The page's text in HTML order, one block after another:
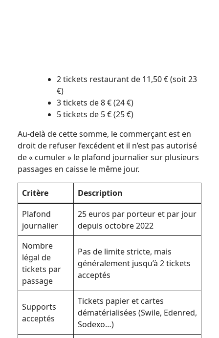
2 tickets restaurant de 11,50 € (soit 23
€)
3 tickets de 8 € (24 €)
5 tickets de 5 € (25 €)
Au-delà de cette somme, le commerçant est en
droit de refuser l’excédent et il n’est pas autorisé
de « cumuler » le plafond journalier sur plusieurs
passages en caisse le même jour.
Critère
Description
Plafond
journalier
25 euros par porteur et par jour
depuis octobre 2022
Nombre
légal de
tickets par
passage
Pas de limite stricte, mais
généralement jusqu’à 2 tickets
acceptés
Supports
acceptés
Tickets papier et cartes
dématérialisées (Swile, Edenred,
Sodexo…)